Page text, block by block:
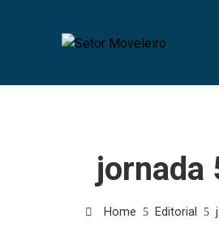
jornada
Home Editorial